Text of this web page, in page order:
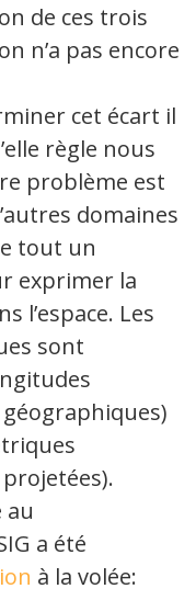
de ces trois
n’a pas encore
cet écart il
règle nous
problème est
domaines
tout un
exprimer la
l’espace. Les
sont
au
a été
à la volée: